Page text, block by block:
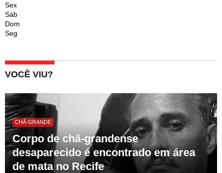
Sex
Sáb
Dom
Seg
VOCÊ VIU?
CHÃ GRANDE
Corpo de chã-grandense
desaparecido é encontrado em área
de mata no Recife